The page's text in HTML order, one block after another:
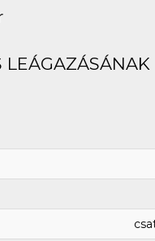
LEÁGAZÁSÁNAK